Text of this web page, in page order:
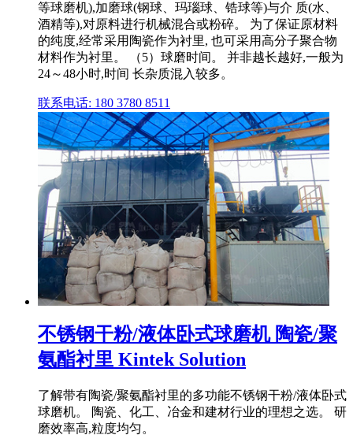
等球磨机),加磨球(钢球、玛瑙球、锆球等)与介 质(水、
酒精等),对原料进行机械混合或粉碎。 为了保证原材料
的纯度,经常采用陶瓷作为衬里, 也可采用高分子聚合物
材料作为衬里。 （5）球磨时间。 并非越长越好,一般为
24～48小时,时间 长杂质混入较多。
联系电话: 180 3780 8511
不锈钢干粉/液体卧式球磨机 陶瓷/聚
氨酯衬里 Kintek Solution
了解带有陶瓷/聚氨酯衬里的多功能不锈钢干粉/液体卧式
球磨机。 陶瓷、化工、冶金和建材行业的理想之选。 研
磨效率高,粒度均匀。